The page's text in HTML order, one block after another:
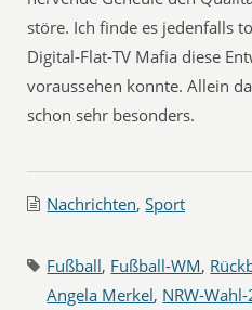
störe. Ich finde es jedenfalls
Digital-Flat-TV Mafia diese
voraussehen konnte. Allein
schon sehr besonders.
Nachrichten,Sport
Fußball, Fußball-WM,
Angela Merkel, NRW-